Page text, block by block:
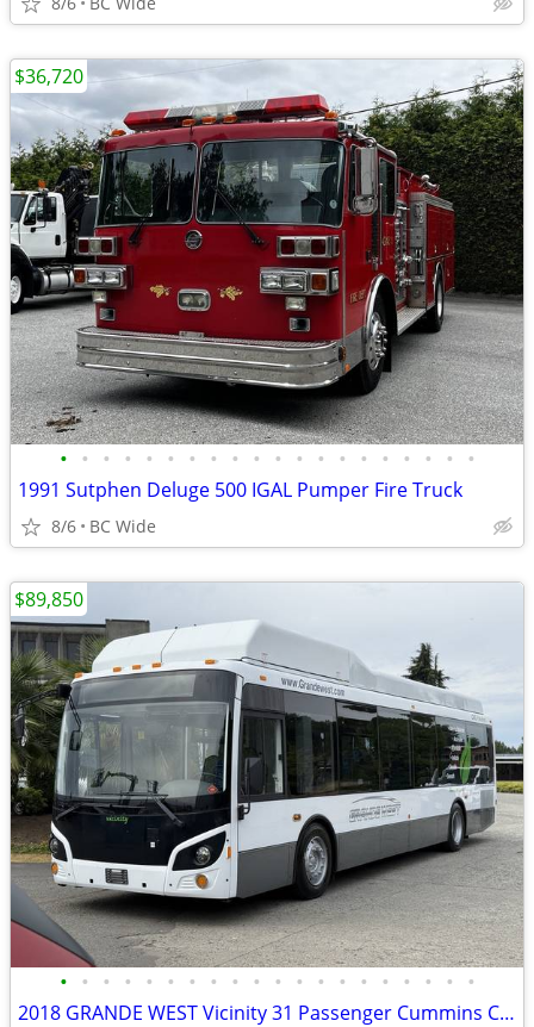
• • • • • • • • • • • • • • • • • • • •
1991 Sutphen Deluge 500 IGAL Pumper Fire Truck
8/6 BC Wide
$36,720
• • • • • • • • • • • • • • • • • • • •
2018 GRANDE WEST Vicinity 31 Passenger Cummins CNG Kneeling Bus with W
$89,850